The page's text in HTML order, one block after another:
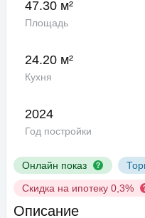
Онлайн показ
Скидка на ипотеку 0,3%
47.30 м²
Площадь
24.20 м²
Кухня
2024
Год постройки
Описание